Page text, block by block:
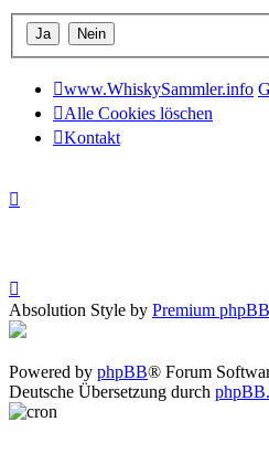
www.WhiskySammler.info
Alle Cookies löschen
Kontakt
Absolution Style by Premium
Powered by phpBB® Forum
Deutsche Übersetzung durch